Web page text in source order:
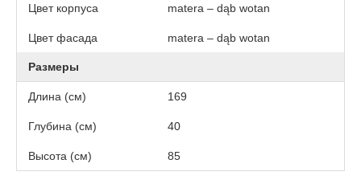
Цвет корпуса matera – dąb wotan
Цвет фасада matera – dąb wotan
Размеры
Длина (см) 169
Глубина (см) 40
Высота (см) 85